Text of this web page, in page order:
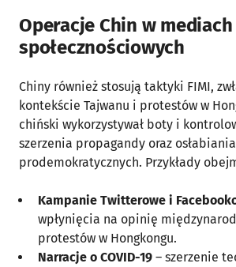
Operacje Chin w mediach
społecznościowych
Chiny również stosują taktyki FIMI,
kontekście Tajwanu i protestów w
chiński wykorzystywał boty i
szerzenia propagandy oraz
prodemokratycznych. Przykłady
Kampanie Twitterowe i
wpłynięcia na opinię
protestów w Hongkongu.
Narracje o COVID-19 – szerzenie